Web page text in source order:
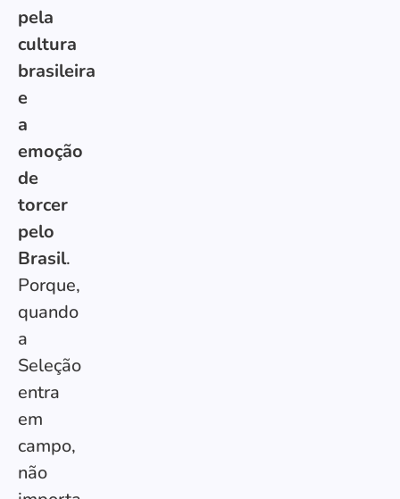
pela
cultura
brasileira
e
a
emoção
de
torcer
pelo
Brasil.
Porque,
quando
a
Seleção
entra
em
campo,
não